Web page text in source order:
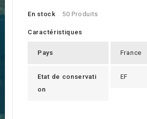
En stock 50 Produits
Caractéristiques
Pays France
Etat de conservati
on
EF